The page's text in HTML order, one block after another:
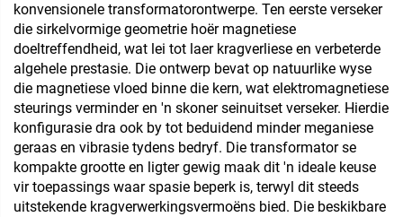
konvensionele transformatorontwerpe. Ten eerste verseker
die sirkelvormige geometrie hoër magnetiese
doeltreffendheid, wat lei tot laer kragverliese en verbeterde
algehele prestasie. Die ontwerp bevat op natuurlike wyse
die magnetiese vloed binne die kern, wat elektromagnetiese
steurings verminder en 'n skoner seinuitset verseker. Hierdie
konfigurasie dra ook by tot beduidend minder meganiese
geraas en vibrasie tydens bedryf. Die transformator se
kompakte grootte en ligter gewig maak dit 'n ideale keuse
vir toepassings waar spasie beperk is, terwyl dit steeds
uitstekende kragverwerkingsvermoëns bied. Die beskikbare